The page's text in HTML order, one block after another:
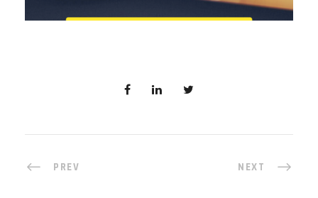
PREV NEXT